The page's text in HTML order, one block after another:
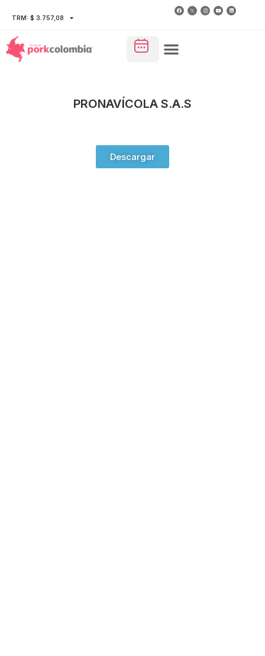
TRM: $ 3.757,08
PRONAVÍCOLA S.A.S
Descargar